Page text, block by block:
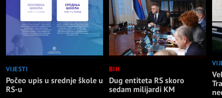
VIJESTI
Počeo upis u srednje škole u
RS-u
BIH
Dug entiteta RS skoro
sedam milijardi KM